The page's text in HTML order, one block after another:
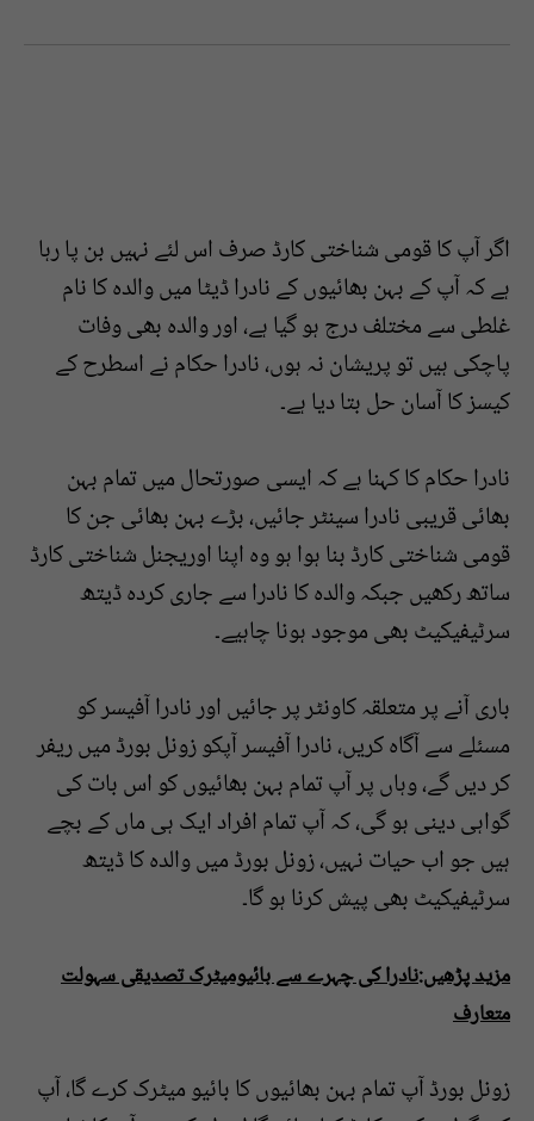
اگر آپ کا قومی شناختی کارڈ صرف اس لئے نہیں بن پا رہا
ہے کہ آپ کے بہن بھائیوں کے نادرا ڈیٹا میں والدہ کا نام
غلطی سے مختلف درج ہو گیا ہے، اور والدہ بھی وفات
پاچکی ہیں تو پریشان نہ ہوں، نادرا حکام نے اسطرح کے
کیسز کا آسان حل بتا دیا ہے۔
نادرا حکام کا کہنا ہے کہ ایسی صورتحال میں تمام بہن
بھائی قریبی نادرا سینٹر جائیں، بڑے بہن بھائی جن کا
قومی شناختی کارڈ بنا ہوا ہو وہ اپنا اوریجنل شناختی کارڈ
ساتھ رکھیں جبکہ والدہ کا نادرا سے جاری کردہ ڈیتھ
سرٹیفیکیٹ بھی موجود ہونا چاہیے۔
باری آنے پر متعلقہ کاونٹر پر جائیں اور نادرا آفیسر کو
مسئلے سے آگاہ کریں، نادرا آفیسر آپکو زونل بورڈ میں ریفر
کر دیں گے، وہاں پر آپ تمام بہن بھائیوں کو اس بات کی
گواہی دینی ہو گی، کہ آپ تمام افراد ایک ہی ماں کے بچے
ہیں جو اب حیات نہیں، زونل بورڈ میں والدہ کا ڈیتھ
سرٹیفیکیٹ بھی پیش کرنا ہو گا۔
مزید پڑھیں:نادرا کی چہرے سے بائیومیٹرک تصدیقی سہولت
متعارف
زونل بورڈ آپ تمام بہن بھائیوں کا بائیو میٹرک کرے گا، آپ